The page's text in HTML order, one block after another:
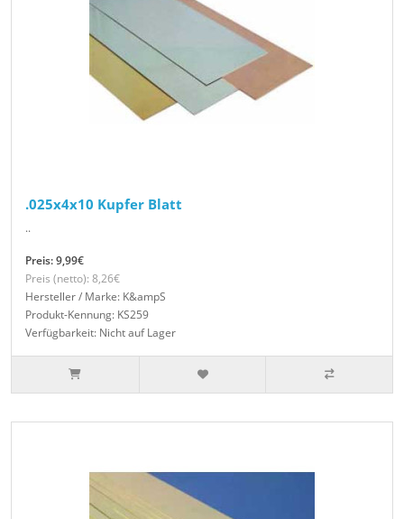
.025x4x10 Kupfer Blatt
..
Preis: 9,99€
Preis (netto): 8,26€
Hersteller / Marke: K&ampS
Produkt-Kennung: KS259
Verfügbarkeit: Nicht auf Lager